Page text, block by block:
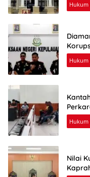
Hukum
Hukum
Hukum
Nilai